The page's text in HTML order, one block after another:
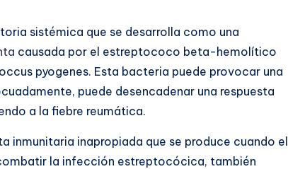
sistémica que se desarrolla como una
causada por el estreptococo beta-hemolítico
pyogenes. Esta bacteria puede provocar una
puede desencadenar una respuesta
a la fiebre reumática.
inmunitaria inapropiada que se produce cuando el
la infección estreptocócica, también